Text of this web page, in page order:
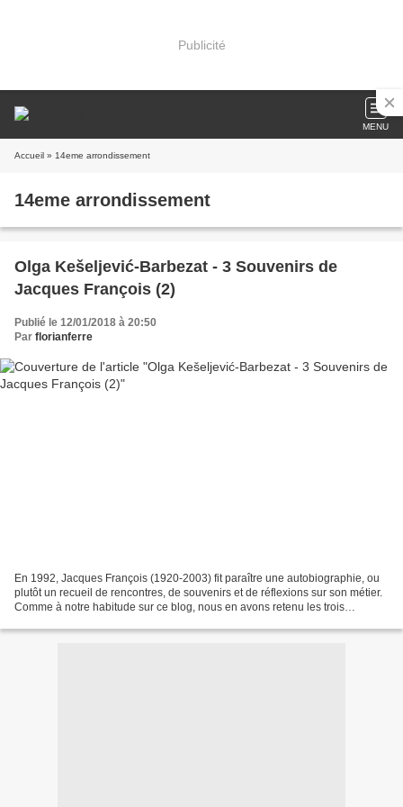
Publicité
MENU
Accueil » 14eme arrondissement
14eme arrondissement
Olga Kešeljević-Barbezat - 3 Souvenirs de
Jacques François (2)
Publié le 12/01/2018 à 20:50
Par florianferre
En 1992, Jacques François (1920-2003) fit paraître une autobiographie, ou
plutôt un recueil de rencontres, de souvenirs et de réflexions sur son métier.
Comme à notre habitude sur ce blog, nous en avons retenu les trois